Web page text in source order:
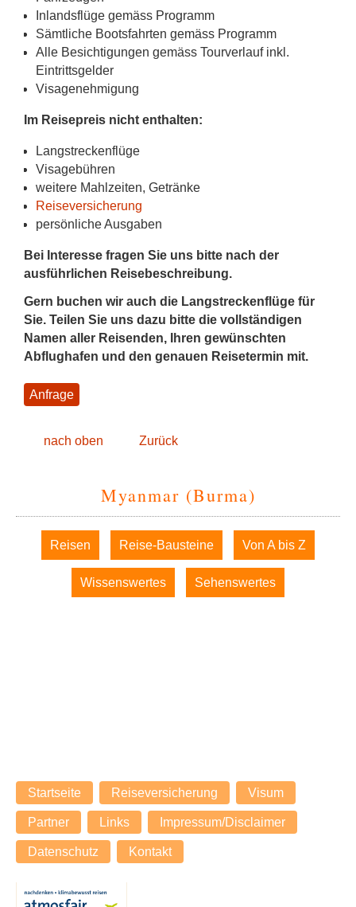
Inlandsflüge gemäss Programm
Sämtliche Bootsfahrten gemäss Programm
Alle Besichtigungen gemäss Tourverlauf inkl.
Eintrittsgelder
Visagenehmigung
Im Reisepreis nicht enthalten:
Langstreckenflüge
Visagebühren
weitere Mahlzeiten, Getränke
Reiseversicherung
persönliche Ausgaben
Bei Interesse fragen Sie uns bitte nach der
ausführlichen Reisebeschreibung.
Gern buchen wir auch die Langstreckenflüge für
Sie. Teilen Sie uns dazu bitte die vollständigen
Namen aller Reisenden, Ihren gewünschten
Abflughafen und den genauen Reisetermin mit.
Anfrage
nach oben Zurück
Myanmar (Burma)
Navigation
überspringen
Reisen Reise-Bausteine Von A bis Z
Wissenswertes Sehenswertes
Navigation
überspringen
Startseite Reiseversicherung Visum
Partner Links Impressum/Disclaimer
Datenschutz Kontakt